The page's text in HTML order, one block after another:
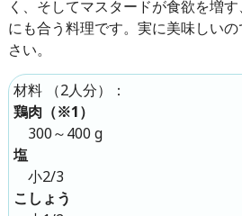
く、そしてマスタードが食欲を増
にも合う料理です。実に美味しい
さい。
材料 （2人分）：
鶏肉（※1）
300～400 g
塩
小2/3
こしょう